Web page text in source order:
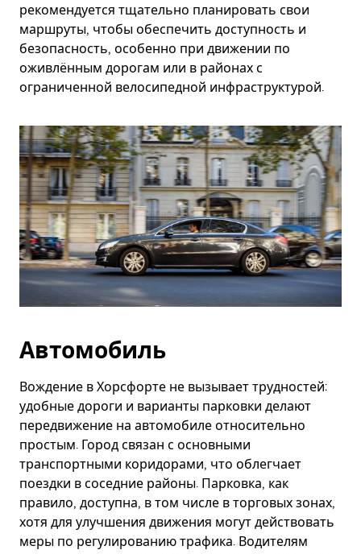
рекомендуется тщательно планировать свои
маршруты, чтобы обеспечить доступность и
безопасность, особенно при движении по
оживлённым дорогам или в районах с
ограниченной велосипедной инфраструктурой.
Автомобиль
Вождение в Хорсфорте не вызывает трудностей:
удобные дороги и варианты парковки делают
передвижение на автомобиле относительно
простым. Город связан с основными
транспортными коридорами, что облегчает
поездки в соседние районы. Парковка, как
правило, доступна, в том числе в торговых зонах,
хотя для улучшения движения могут действовать
меры по регулированию трафика. Водителям